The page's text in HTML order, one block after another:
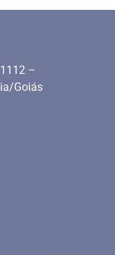
–
Goiás